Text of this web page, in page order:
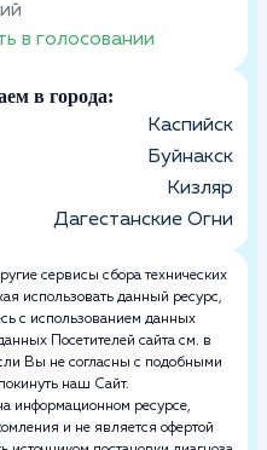
в голосовании
в города:
Каспийск
Буйнакск
Кизляр
Дагестанские Огни
сервисы сбора технических
использовать данный ресурс,
с использованием данных
Посетителей сайта см. в
Вы не согласны с подобными
наш Сайт.
информационном ресурсе,
и не является офертой